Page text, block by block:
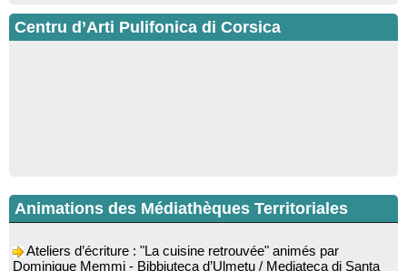
Centru d’Arti Pulifonica di Corsica
Animations des Médiathèques Territoriales
Dominique Memmi - Bibbiuteca d’Ulmetu / Mediateca di Santa
Lucia di Tallà